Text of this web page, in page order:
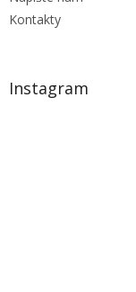
Kontakty
Instagram